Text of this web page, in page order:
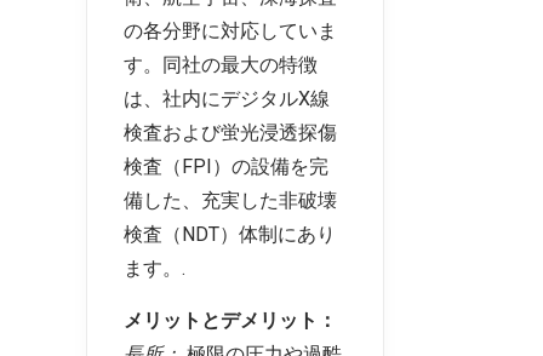
の各分野に対応していま
す。同社の最大の特徴
は、社内にデジタルX線
検査および蛍光浸透探傷
検査（FPI）の設備を完
備した、充実した非破壊
検査（NDT）体制にあり
ます。.
メリットとデメリット：